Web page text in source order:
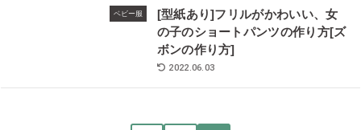
ベビー服
[型紙あり]フリルがかわいい、女
の子のショートパンツの作り方[ズ
ボンの作り方]
2022.06.03